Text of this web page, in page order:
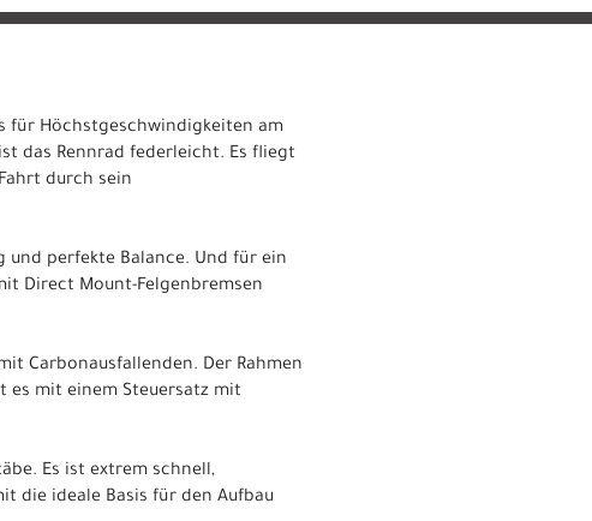
für Höchstgeschwindigkeiten am
das Rennrad federleicht. Es fliegt
durch sein
perfekte Balance. Und für ein
Direct Mount-Felgenbremsen
Carbonausfallenden. Der Rahmen
es mit einem Steuersatz mit
Es ist extrem schnell,
die ideale Basis für den Aufbau